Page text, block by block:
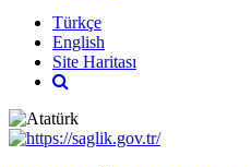
Türkçe
English
Site Haritası